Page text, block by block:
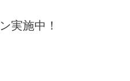
実施中！